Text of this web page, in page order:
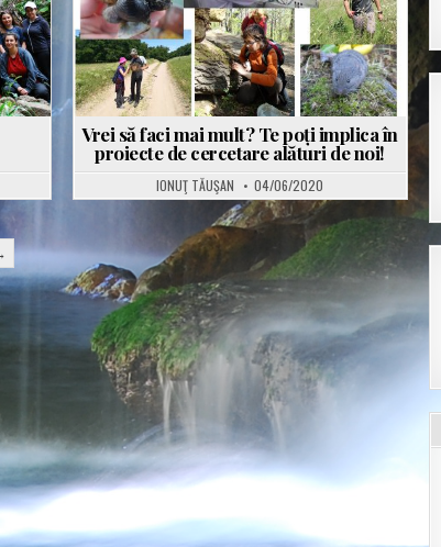
Vrei să faci mai mult? Te poți implica în
proiecte de cercetare alături de noi!
IONUŢ TĂUŞAN 04/06/2020